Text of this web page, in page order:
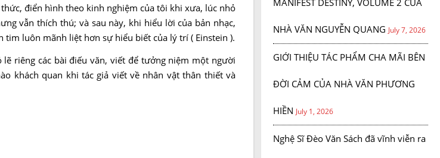
điển hình theo kinh nghiệm của tôi khi xưa, lúc nhỏ
vẫn thích thú; và sau này, khi hiểu lời của bản nhạc,
luôn mãnh liệt hơn sự hiểu biết của lý trí ( Einstein ).
riêng các bài điếu văn, viết để tưởng niệm một người
khách quan khi tác giả viết về nhân vật thân thiết và
NHÀ VĂN NGUYỄN QUANG July 7, 2026
GIỚI THIỆU TÁC PHẨM CHA MÃI BÊN
ĐỜI CẢM CỦA NHÀ VĂN PHƯƠNG
HIỀN July 1, 2026
Nghệ Sĩ Đèo Văn Sách đã vĩnh viễn ra